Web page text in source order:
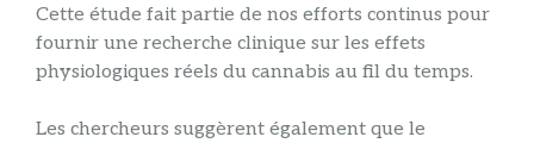
Cette étude fait partie de nos efforts continus pour
fournir une recherche clinique sur les effets
physiologiques réels du cannabis au fil du temps.
Les chercheurs suggèrent également que le